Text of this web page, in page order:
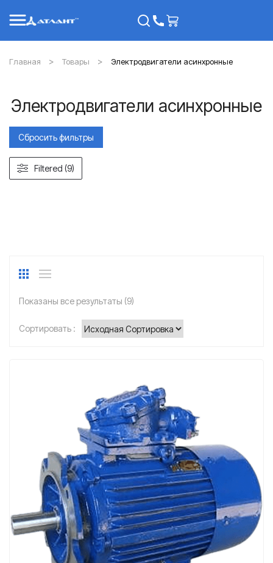
Главная Товары Электродвигатели асинхронные
Электродвигатели асинхронные
Показаны все результаты (9)
Сортировать :
Сбросить фильтры
Filtered (9)